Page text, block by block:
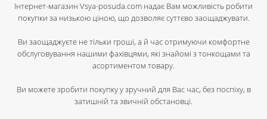
Інтернет-магазин Vsya-posuda.com надає Вам можливість робити
покупки за низькою ціною, що дозволяє суттєво заощаджувати.
Ви заощаджуєте не тільки гроші, а й час отримуючи комфортне
обслуговування нашими фахівцями, які знайомі з тонкощами та
асортиментом товару.
Ви можете зробити покупку у зручний для Вас час, без поспіху, в
затишній та звичній обстановці.